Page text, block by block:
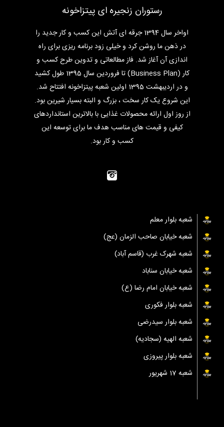
رستوران زنجیره ای پیتزاخونه
اواخر سال 1394 جرقه ای آتش این کسب و کار جدید را
در ذهن ما روشن کرد و خیلی زود برنامه ریزی برای راه
اندازی آن آغاز شد. فاز مطالعاتی و تدوین طرح کسب و
کار (Business Plan) تا فروردین سال 1395 طول کشید
و در اردیبهشت 1395 اولین شعبه پیتزاخونه افتتاح شد.
این شروع یک کار سخت ، بزرگ و البته بسیار شیرین بود.
از روز اول ارائه محصولات غذایی با بالاترین استانداردهای
کیفی و قیمت های مناسب هدف ما برای توسعه این
کسب و کار بود.
شعبه بلوار معلم
شعبه خیابان صاحب الزمان (عج)
شعبه شهرک غرب (قاسم آباد)
شعبه خیابان سناباد
شعبه خیابان امام رضا (ع)
شعبه بلوار فکوری
شعبه بلوار سیدرضی
شعبه الهیه (سجادیه)
شعبه بلوار پیروزی
شعبه 17 شهریور